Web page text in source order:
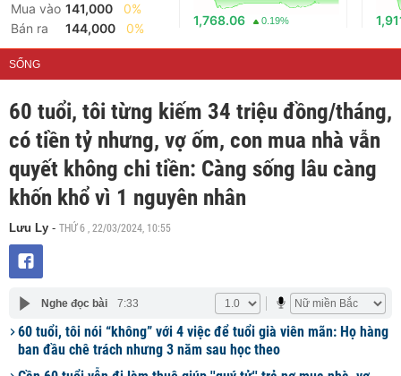
Mua vào 141,000
0%
Bán ra
144,000 0%
1,768.06 0.19%
SỐNG
60 tuổi, tôi từng kiếm 34 triệu đồng/tháng,
có tiền tỷ nhưng, vợ ốm, con mua nhà vẫn
quyết không chi tiền: Càng sống lâu càng
khốn khổ vì 1 nguyên nhân
Lưu Ly - THỨ 6 , 22/03/2024, 10:55
Nghe đọc bài 7:33
60 tuổi, tôi nói “không” với 4 việc để tuổi già viên mãn: Họ hàng
ban đầu chê trách nhưng 3 năm sau học theo